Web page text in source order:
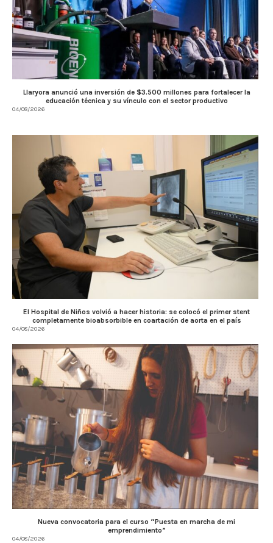
Llaryora anunció una inversión de $3.500 millones para fortalecer la
educación técnica y su vínculo con el sector productivo
04/08/2026
El Hospital de Niños volvió a hacer historia: se colocó el primer stent
completamente bioabsorbible en coartación de aorta en el país
04/08/2026
Nueva convocatoria para el curso “Puesta en marcha de mi
emprendimiento”
04/08/2026